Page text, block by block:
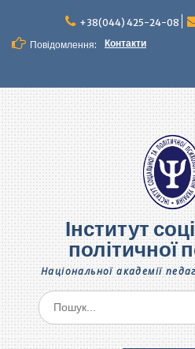
вмісту
+38(044) 425-24-08
Повідомлення:
Контакти
Інститут
політичної
Національної академії
Шукати: